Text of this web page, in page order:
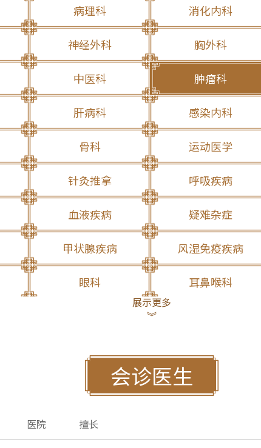
病理科 消化内科
神经外科 胸外科
中医科 肿瘤科
肝病科 感染内科
骨科 运动医学
针灸推拿 呼吸疾病
血液疾病 疑难杂症
甲状腺疾病 风湿免疫疾病
眼科 耳鼻喉科
展示更多
︾
会诊医生
医院 擅长